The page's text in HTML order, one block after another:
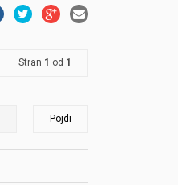
Stran 1 od 1
Pojdi